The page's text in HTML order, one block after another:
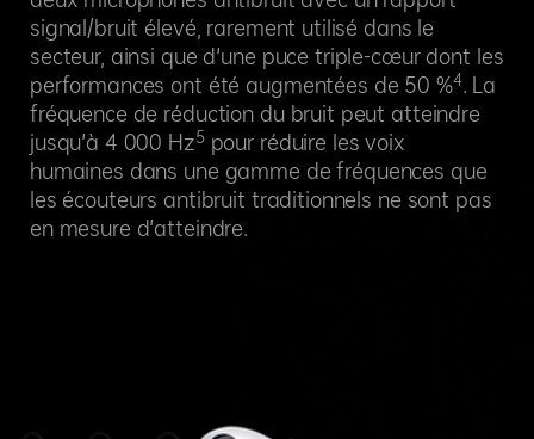
signal/bruit élevé, rarement utilisé dans le
secteur, ainsi que d'une puce triple-cœur dont les
performances ont été augmentées de 50 %4. La
fréquence de réduction du bruit peut atteindre
jusqu'à 4 000 Hz5 pour réduire les voix
humaines dans une gamme de fréquences que
les écouteurs antibruit traditionnels ne sont pas
en mesure d'atteindre.